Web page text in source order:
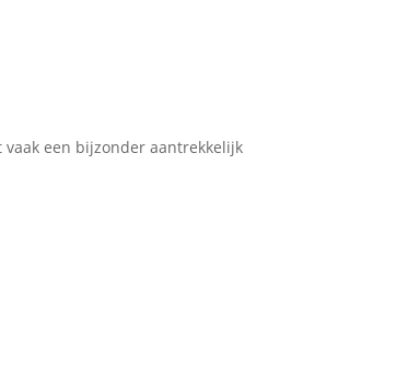
een bijzonder aantrekkelijk